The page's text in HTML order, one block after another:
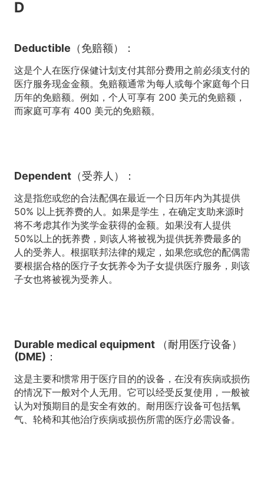
D
Deductible（免赔额）：
这是个人在医疗保健计划支付其部分费用之前必须支付的
医疗服务现金金额。免赔额通常为每人或每个家庭每个日
历年的免赔额。例如，个人可享有 200 美元的免赔额，
而家庭可享有 400 美元的免赔额。
Dependent（受养人）：
这是指您或您的合法配偶在最近一个日历年内为其提供
50% 以上抚养费的人。如果是学生，在确定支助来源时
将不考虑其作为奖学金获得的金额。如果没有人提供
50%以上的抚养费，则该人将被视为提供抚养费最多的
人的受养人。根据联邦法律的规定，如果您或您的配偶需
要根据合格的医疗子女抚养令为子女提供医疗服务，则该
子女也将被视为受养人。
Durable medical equipment （耐用医疗设备）
(DME)：
这是主要和惯常用于医疗目的的设备，在没有疾病或损伤
的情况下一般对个人无用。它可以经受反复使用，一般被
认为对预期目的是安全有效的。耐用医疗设备可包括氧
气、轮椅和其他治疗疾病或损伤所需的医疗必需设备。